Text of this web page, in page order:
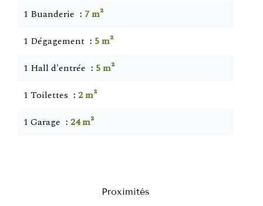
1 Buanderie
7 m²
1 Dégagement
5 m²
1 Hall d'entrée
5 m²
1 Toilettes
2 m²
1 Garage
24 m²
Proximités